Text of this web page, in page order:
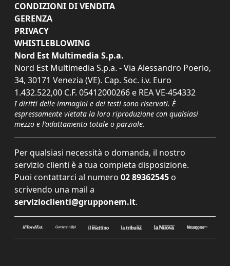
CONDIZIONI DI VENDITA
GERENZA
PRIVACY
WHISTLEBLOWING
Nord Est Multimedia S.p.a.
Nord Est Multimedia S.p.a. - Via Alessandro Poerio,
34, 30171 Venezia (VE). Cap. Soc. i.v. Euro
1.432.522,00 C.F. 05412000266 e REA VE-454332
I diritti delle immagini e dei testi sono riservati. È
espressamente vietata la loro riproduzione con qualsiasi
mezzo e l'adattamento totale o parziale.
Per qualsiasi necessità o domanda, il nostro
servizio clienti è a tua completa disposizione.
Puoi contattarci al numero 02 89362545 o
scrivendo una mail a
servizioclienti@grupponem.it.